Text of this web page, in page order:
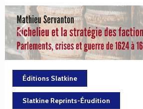
Éditions Slatkine
Slatkine Reprints-Érudition